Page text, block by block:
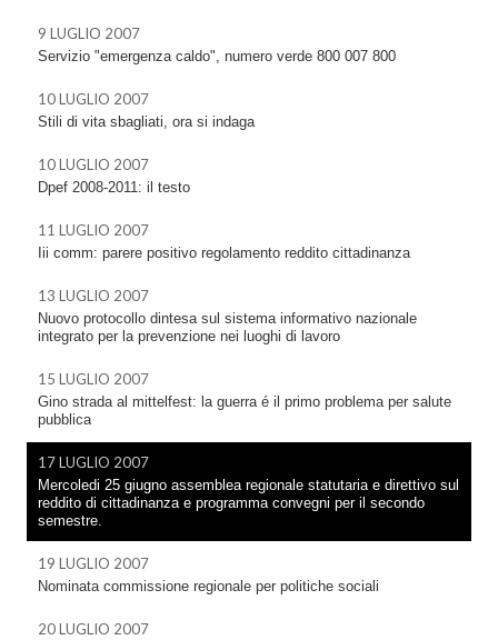
9 LUGLIO 2007
Servizio "emergenza caldo", numero verde 800 007 800
10 LUGLIO 2007
Stili di vita sbagliati, ora si indaga
10 LUGLIO 2007
Dpef 2008-2011: il testo
11 LUGLIO 2007
Iii comm: parere positivo regolamento reddito cittadinanza
13 LUGLIO 2007
Nuovo protocollo dintesa sul sistema informativo nazionale
integrato per la prevenzione nei luoghi di lavoro
15 LUGLIO 2007
Gino strada al mittelfest: la guerra é il primo problema per salute
pubblica
17 LUGLIO 2007
Mercoledi 25 giugno assemblea regionale statutaria e direttivo sul
reddito di cittadinanza e programma convegni per il secondo
semestre.
19 LUGLIO 2007
Nominata commissione regionale per politiche sociali
20 LUGLIO 2007